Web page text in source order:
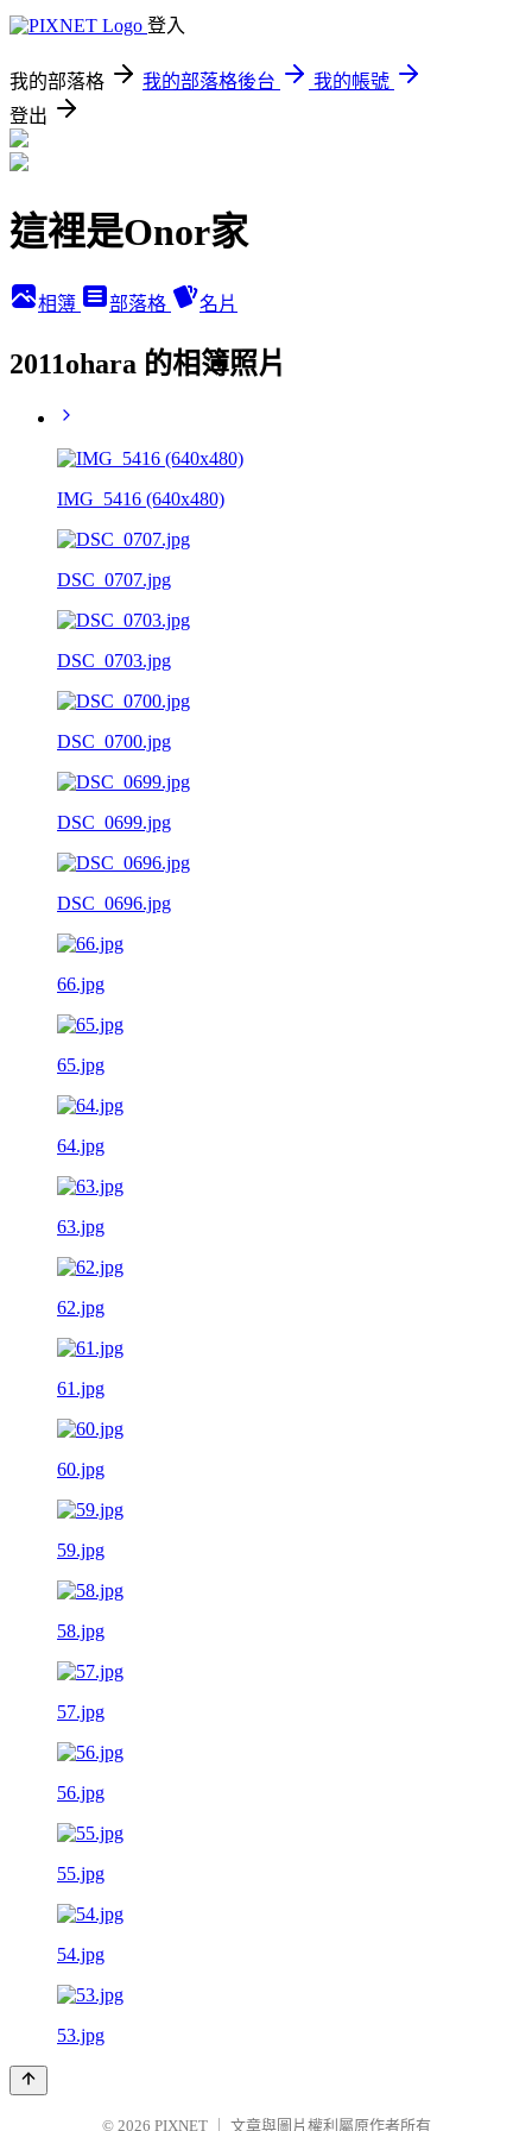
登入
我的部落格 我的部落格後台
我的帳號
登出
這裡是Onor家
相簿 部落格 名片
2011ohara 的相簿照片
IMG_5416 (640x480)
DSC_0707.jpg
DSC_0703.jpg
DSC_0700.jpg
DSC_0699.jpg
DSC_0696.jpg
66.jpg
65.jpg
64.jpg
63.jpg
62.jpg
61.jpg
60.jpg
59.jpg
58.jpg
57.jpg
56.jpg
55.jpg
54.jpg
53.jpg
© 2026 PIXNET 文章與圖片權利屬原作者所有